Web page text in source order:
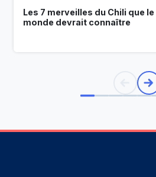
Les 7 merveilles du Chili que le
monde devrait connaître